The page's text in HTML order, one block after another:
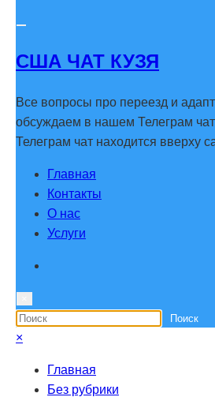
США ЧАТ КУЗЯ
Все вопросы про переезд и
обсуждаем в нашем Телеграм
Телеграм чат находится вверху
Главная
Контакты
О нас
Услуги
×
Главная
Без рубрики